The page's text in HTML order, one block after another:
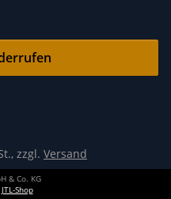
zzgl. Versand
& Co. KG
JTL-Shop